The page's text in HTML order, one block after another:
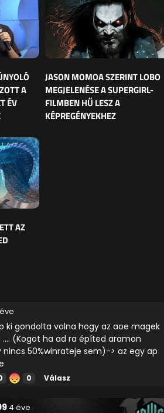
A
ÉV
JASON MOMOA SZERINT LOBO
MEGJELENÉSE A SUPERGIRL-
FILMBEN HŰ LESZ A
KÉPREGÉNYEKHEZ
AZ
ki gondolta volna hogy az aoe magek
(Kogot ha ad ra építed aramon
nincs 50%winrateje sem)-> az egy ap
0 Válasz
4 éve